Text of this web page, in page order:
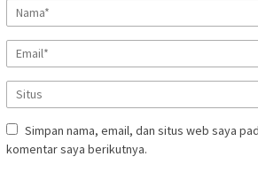
Simpan nama, email, dan situs web saya
komentar saya berikutnya.